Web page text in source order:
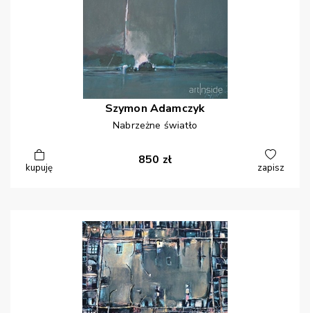
Szymon Adamczyk
Nabrzeżne światło
kupuję
850 zł
zapisz